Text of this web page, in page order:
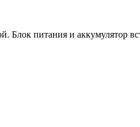
питания и аккумулятор